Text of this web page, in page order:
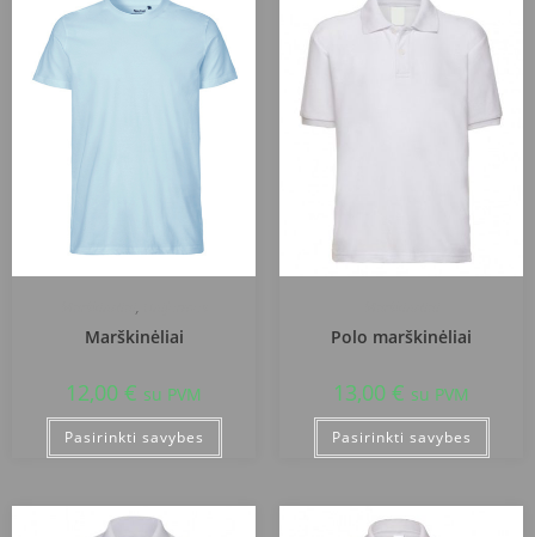
,
Marškinėliai
12,00 € su PVM
Pasirinkti savybes
Polo marškinėliai
13,00 € su PVM
Pasirinkti savybes